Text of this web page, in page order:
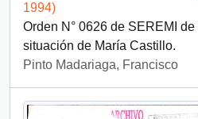
1994)
Orden N° 0626 de SEREMI
situación de María Castillo.
Pinto Madariaga, Francisco